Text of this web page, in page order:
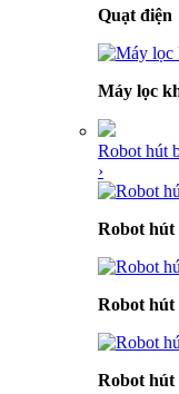
Quạt điện
Máy lọc
Robot hút
›
Robot hút
Robot hút
Robot hút